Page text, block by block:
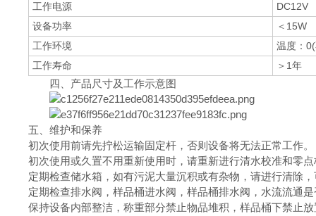
工作电源
DC12V
设备功率
＜15W
工作环境
温度：
工作寿命
＞1年
四、产品尺寸及工作示意图
五、维护和保养
初次使用前请先拧松运输固定杆，否则设备将无法正常工作。
初次使用或久置不用重新使用时，请重新进行清水校准和零
定期检查储水箱，如有污泥大量沉积或有杂物，请进行清除
定期检查排水阀，样品桶进水阀，样品桶排水阀，水流流通
保持设备内部整洁，称重部分禁止物品堆积，样品桶下禁止